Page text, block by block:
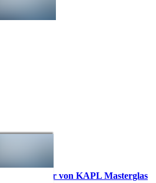
von KAPL Masterglas